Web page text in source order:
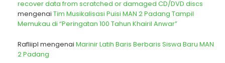
recover data from scratched or damaged CD/DVD discs
mengenai Tim Musikalisasi Puisi MAN 2 Padang Tampil
Memukau di “Peringatan 100 Tahun Khairil Anwar”
Rafliipl mengenai Marinir Latih Baris Berbaris Siswa Baru MAN
2 Padang